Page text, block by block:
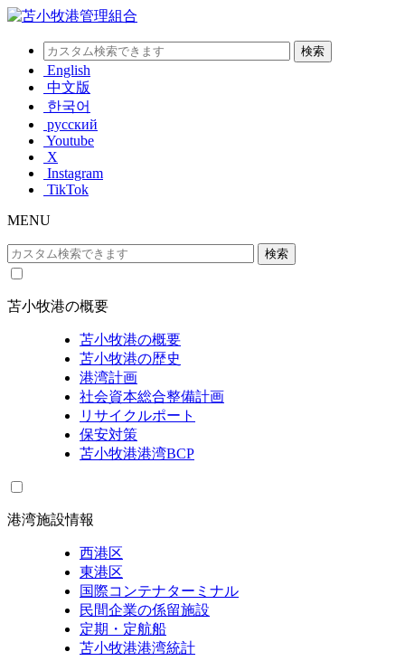
English
中文版
한국어
русский
Youtube
X
Instagram
TikTok
MENU
苫小牧港の概要
苫小牧港の概要
苫小牧港の歴史
港湾計画
社会資本総合整備計画
リサイクルポート
保安対策
苫小牧港港湾BCP
港湾施設情報
西港区
東港区
国際コンテナターミナル
民間企業の係留施設
定期・定航船
苫小牧港港湾統計